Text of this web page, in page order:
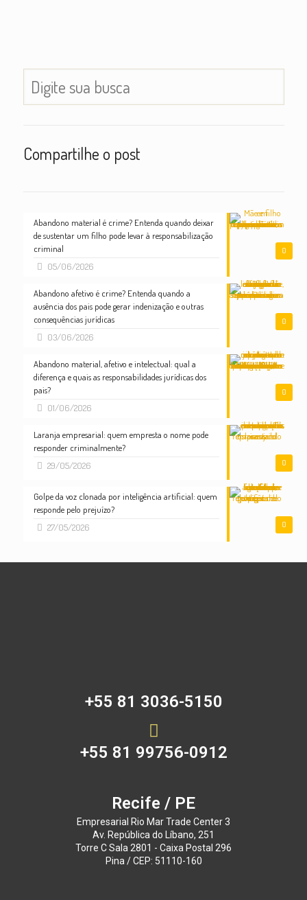
Compartilhe o post
0
Abandono material é crime? Entenda quando deixar
de sustentar um filho pode levar à responsabilização
criminal
05/06/2026
0
Abandono afetivo é crime? Entenda quando a
ausência dos pais pode gerar indenização e outras
consequências jurídicas
03/06/2026
0
Abandono material, afetivo e intelectual: qual a
diferença e quais as responsabilidades jurídicas dos
pais?
01/06/2026
0
Laranja empresarial: quem empresta o nome pode
responder criminalmente?
29/05/2026
0
Golpe da voz clonada por inteligência artificial: quem
responde pelo prejuízo?
27/05/2026
+55 81 3036-5150
+55 81 99756-0912
Recife / PE
Empresarial Rio Mar Trade Center 3
Av. República do Líbano, 251
Torre C Sala 2801 - Caixa Postal 296
Pina / CEP: 51110-160